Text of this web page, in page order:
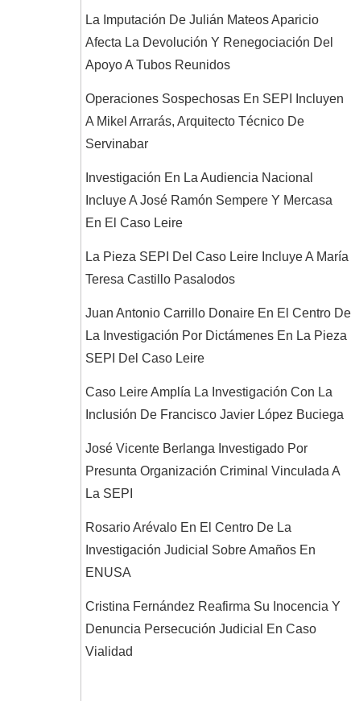
La Imputación De Julián Mateos Aparicio
Afecta La Devolución Y Renegociación Del
Apoyo A Tubos Reunidos
Operaciones Sospechosas En SEPI Incluyen
A Mikel Arrarás, Arquitecto Técnico De
Servinabar
Investigación En La Audiencia Nacional
Incluye A José Ramón Sempere Y Mercasa
En El Caso Leire
La Pieza SEPI Del Caso Leire Incluye A María
Teresa Castillo Pasalodos
Juan Antonio Carrillo Donaire En El Centro De
La Investigación Por Dictámenes En La Pieza
SEPI Del Caso Leire
Caso Leire Amplía La Investigación Con La
Inclusión De Francisco Javier López Buciega
José Vicente Berlanga Investigado Por
Presunta Organización Criminal Vinculada A
La SEPI
Rosario Arévalo En El Centro De La
Investigación Judicial Sobre Amaños En
ENUSA
Cristina Fernández Reafirma Su Inocencia Y
Denuncia Persecución Judicial En Caso
Vialidad